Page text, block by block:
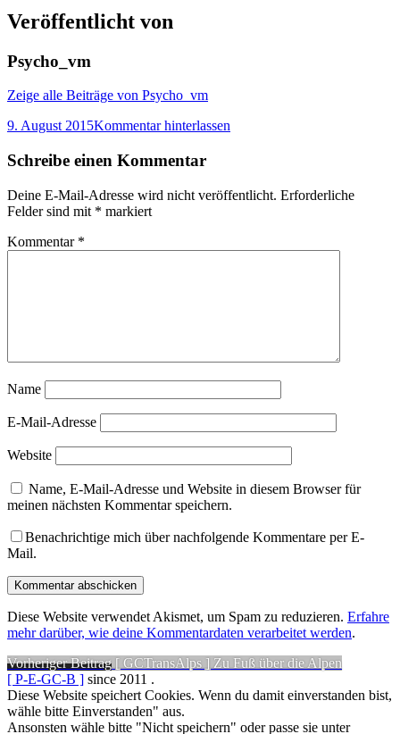
Veröffentlicht von
Psycho_vm
Zeige alle Beiträge von Psycho_vm
9. August 2015Kommentar hinterlassen
Schreibe einen Kommentar
Deine E-Mail-Adresse wird nicht veröffentlicht. Erforderliche
Felder sind mit * markiert
Kommentar *
Name
E-Mail-Adresse
Website
Name, E-Mail-Adresse und Website in diesem Browser für
meinen nächsten Kommentar speichern.
Benachrichtige mich über nachfolgende Kommentare per E-
Mail.
Diese Website verwendet Akismet, um Spam zu reduzieren. Erfahre
mehr darüber, wie deine Kommentardaten verarbeitet werden.
Beitragsnavigation
Vorheriger Beitrag Vorheriger
Beitrag:
[ GCTransAlps ] Zu Fuß über die Alpen
[ P-E-GC-B ] since 2011 .
Diese Website speichert Cookies. Wenn du damit einverstanden bist,
wähle bitte Einverstanden" aus.
Ansonsten wähle bitte "Nicht speichern" oder passe sie unter